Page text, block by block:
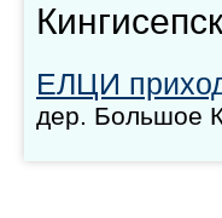
ЕЛЦИ
дер. Большое